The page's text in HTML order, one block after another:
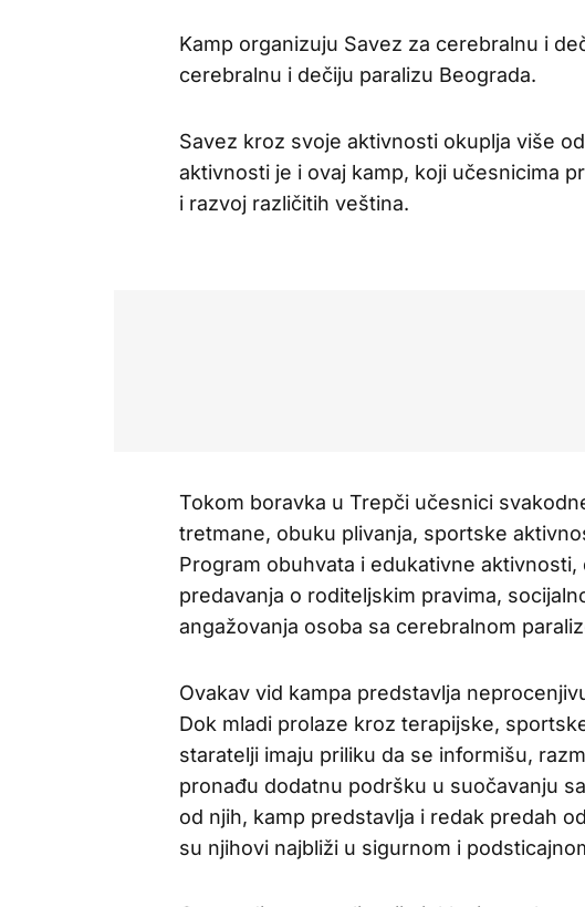
Kamp organizuju Savez za cerebralnu i
cerebralnu i dečiju paralizu Beograda.
Savez kroz svoje aktivnosti okuplja više
aktivnosti je i ovaj kamp, koji učesnicima
i razvoj različitih veština.
Tokom boravka u Trepči učesnici
tretmane, obuku plivanja, sportske
Program obuhvata i edukativne
predavanja o roditeljskim pravima,
angažovanja osoba sa cerebralnom
Ovakav vid kampa predstavlja
Dok mladi prolaze kroz terapijske,
staratelji imaju priliku da se informišu,
pronađu dodatnu podršku u suočavanju
od njih, kamp predstavlja i redak predah
su njihovi najbliži u sigurnom i